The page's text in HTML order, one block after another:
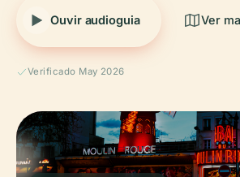
Ouvir audioguia Ver
Verificado May 2026